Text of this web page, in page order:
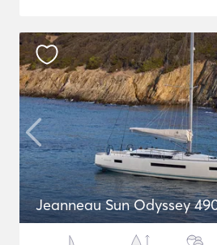
Jeanneau Sun Odyssey